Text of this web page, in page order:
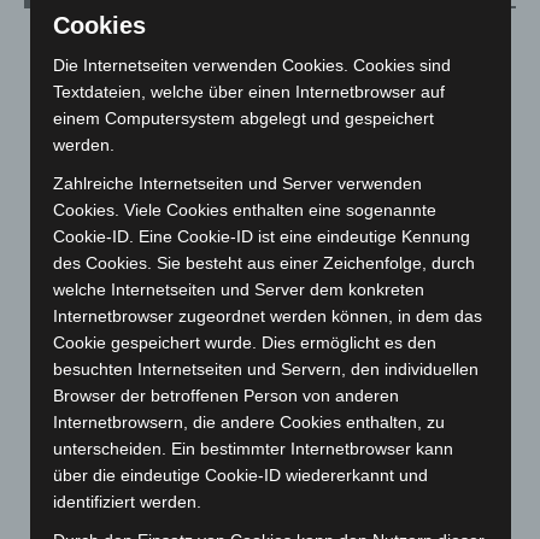
Juli 2026(73)
Juni 2026(139)
Mai 2026(99)
April 2026(99)
März 2026 (115)
Februar 2026(109)
Januar 2026(122)
Dezember 2025 (103)
November 2025(114)
Oktober 2025 (112)
September 2025 (93)
August 2025(90)
Juli 2025(90)
Cookies
Die Internetseiten verwenden Cookies. Cookies sind
Textdateien, welche über einen Internetbrowser auf
einem Computersystem abgelegt und gespeichert
werden.
Zahlreiche Internetseiten und Server verwenden
Cookies. Viele Cookies enthalten eine sogenannte
Cookie-ID. Eine Cookie-ID ist eine eindeutige Kennung
des Cookies. Sie besteht aus einer Zeichenfolge, durch
welche Internetseiten und Server dem konkreten
Internetbrowser zugeordnet werden können, in dem das
Cookie gespeichert wurde. Dies ermöglicht es den
besuchten Internetseiten und Servern, den individuellen
Browser der betroffenen Person von anderen
Internetbrowsern, die andere Cookies enthalten, zu
unterscheiden. Ein bestimmter Internetbrowser kann
über die eindeutige Cookie-ID wiedererkannt und
identifiziert werden.